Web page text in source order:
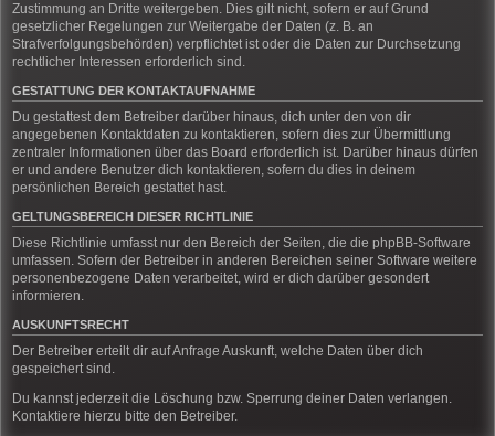
Zustimmung an Dritte weitergeben. Dies gilt nicht, sofern er auf Grund
gesetzlicher Regelungen zur Weitergabe der Daten (z. B. an
Strafverfolgungsbehörden) verpflichtet ist oder die Daten zur Durchsetzung
rechtlicher Interessen erforderlich sind.
GESTATTUNG DER KONTAKTAUFNAHME
Du gestattest dem Betreiber darüber hinaus, dich unter den von dir
angegebenen Kontaktdaten zu kontaktieren, sofern dies zur Übermittlung
zentraler Informationen über das Board erforderlich ist. Darüber hinaus dürfen
er und andere Benutzer dich kontaktieren, sofern du dies in deinem
persönlichen Bereich gestattet hast.
GELTUNGSBEREICH DIESER RICHTLINIE
Diese Richtlinie umfasst nur den Bereich der Seiten, die die phpBB-Software
umfassen. Sofern der Betreiber in anderen Bereichen seiner Software weitere
personenbezogene Daten verarbeitet, wird er dich darüber gesondert
informieren.
AUSKUNFTSRECHT
Der Betreiber erteilt dir auf Anfrage Auskunft, welche Daten über dich
gespeichert sind.
Du kannst jederzeit die Löschung bzw. Sperrung deiner Daten verlangen.
Kontaktiere hierzu bitte den Betreiber.